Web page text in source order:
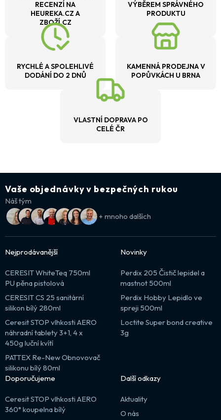
RECENZÍ NA
HEUREKA.CZ A
ZBOŽÍ.CZ
VÝBĚREM SPRÁVNÉHO
PRODUKTU
RYCHLÉ A SPOLEHLIVÉ
DODÁNÍ DO 2 DNŮ
KAMENNÁ PRODEJNA V
POPŮVKÁCH U BRNA
VLASTNÍ DOPRAVA PO
CELÉ ČR
Vaše objednávky v bezpečných rukou
Náš tým
+ mnoho dalších
Nejprodávanější
CERESIT WhiteTeq 750ml
PU pěna pistolová
CERESIT CS 25 sanitární
silikon bílý 280ml
Ceresit STOP vlhkosti AERO
náhradní tablety 3+1, 4 x
450g luční kvítí
PATTEX Re-New Obnovovač
silikonu bílý 80ml
Novinky
Perdix 205 Čistič lepidel a
mastnot 500ml
Perdix Hobby Lepidlo ve
spreji 500ml
Loctite Super bond creative
3g
Doporučujeme
Ceresit STOP vlhkosti AERO
360° koupelna bílý
Další odkazy
Aktuality
O nás